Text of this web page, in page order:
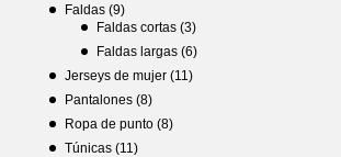
Faldas (9)
Faldas cortas (3)
Faldas largas (6)
Jerseys de mujer (11)
Pantalones (8)
Ropa de punto (8)
Túnicas (11)